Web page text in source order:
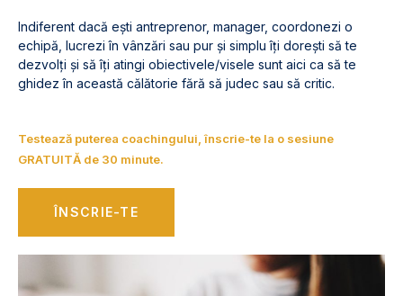
Indiferent dacă ești antreprenor, manager, coordonezi o
echipă, lucrezi în vânzări sau pur și simplu îți dorești să te
dezvolți și să îți atingi obiectivele/visele sunt aici ca să te
ghidez în această călătorie fără să judec sau să critic.
Testează puterea coachingului, înscrie-te la o sesiune
GRATUITĂ de 30 minute.
ÎNSCRIE-TE